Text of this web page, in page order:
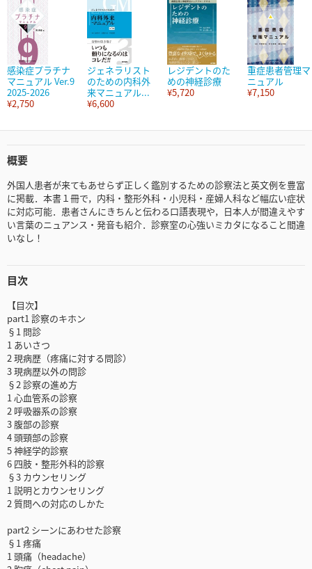
感染症プラチナ
マニュアル Ver.9
2025-2026
¥2,750
ジェネラリスト
のための内科外
来マニュアル...
¥6,600
レジデントのた
めの神経診療
¥5,720
重症患者管理マ
ニュアル
¥7,150
概要
外国人患者が来てもあせらず正しく鑑別するための診察法と英文例を豊富
に掲載．本書１冊で，内科・整形外科・小児科・産婦人科など幅広い症状
に対応可能．患者さんにきちんと伝わる口語表現や，日本人が間違えやす
い言葉のニュアンス・発音も紹介．診察室の心強いミカタになること間違
いなし！
目次
【目次】
part1 診察のキホン
§1 問診
1 あいさつ
2 現病歴（疼痛に対する問診）
3 現病歴以外の問診
§2 診察の進め方
1 心血管系の診察
2 呼吸器系の診察
3 腹部の診察
4 頭頸部の診察
5 神経学的診察
6 四肢・整形外科的診察
§3 カウンセリング
1 説明とカウンセリング
2 質問への対応のしかた
part2 シーンにあわせた診察
§1 疼痛
1 頭痛（headache）